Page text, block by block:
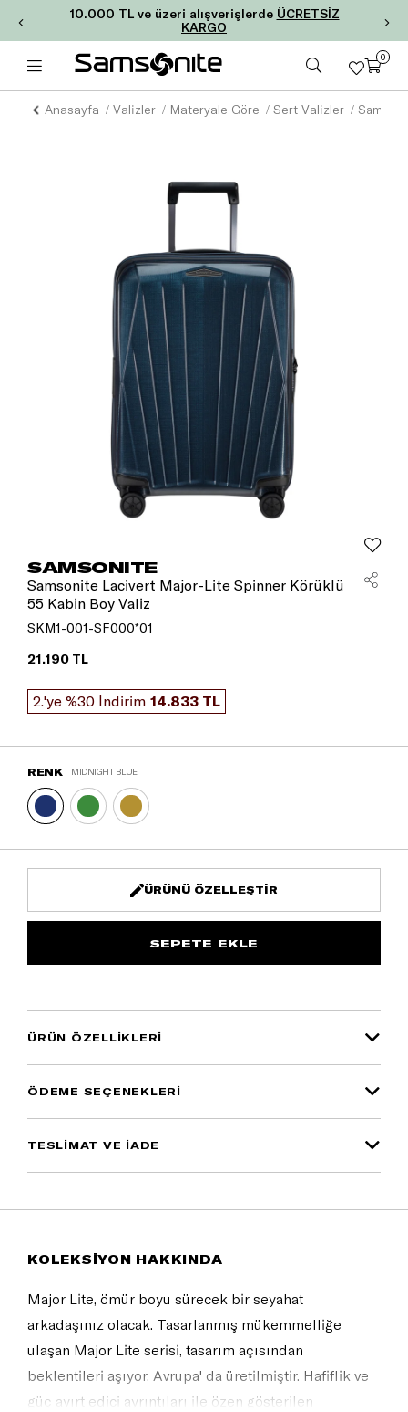
10.000 TL ve üzeri alışverişlerde ÜCRETSİZ
KARGO
0
Anasayfa Valizler Materyale Göre Sert Valizler
SAMSONITE
Samsonite Lacivert Major-Lite Spinner Körüklü
55 Kabin Boy Valiz
SKM1-001-SF000*01
21.190 TL
2.'ye %30 İndirim 14.833 TL
RENK MIDNIGHT BLUE
ÜRÜNÜ ÖZELLEŞTIR
ÜRÜN ÖZELLIKLERI
ÖDEME SEÇENEKLERI
TESLİMAT VE İADE
KOLEKSİYON HAKKINDA
Major Lite, ömür boyu sürecek bir seyahat
arkadaşınız olacak. Tasarlanmış mükemmelliğe
ulaşan Major Lite serisi, tasarım açısından
beklentileri aşıyor. Avrupa' da üretilmiştir. Hafiflik ve
güç ayırt edici ayrıntıları ile özen gösterilen